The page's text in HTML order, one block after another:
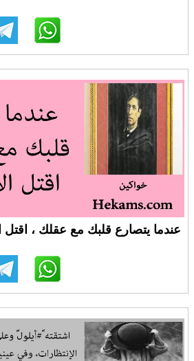
عندما يتصارع قلبك مع عقلك ،